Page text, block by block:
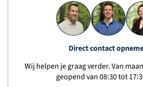
Direct contact
Wij helpen je graag verder. Van
geopend van 08:30 tot